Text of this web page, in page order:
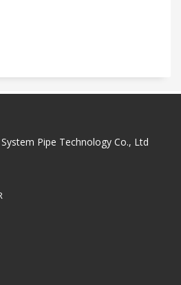
Pipe Technology Co., Ltd